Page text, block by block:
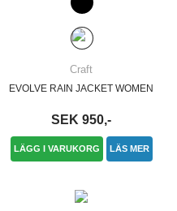
Craft
EVOLVE RAIN JACKET WOMEN
SEK 950,-
LÄGG I VARUKORG LÄS MER